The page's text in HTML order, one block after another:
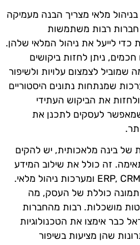
בניהול מלאי מצריך הבנה מעמיקה
חברות רבות משתמשות
כדי לייעל את ניהול המלאי שלהן.
ניתן לחזות ביקושים
שמוביל לצמצום עלויות ולשיפור
שמנתחות נתונים היסטוריים
את הביקוש העתידי
לעסקים לתכנן את
של בינה מלאכותית, יש להקים
זה כולל את שילוב המידע
ממערכות שונות כמו ERP, CRM ומערכות ניהול מלאי.
תמונה כוללת של העסק, מה
מושכלות. רבות מהחברות
כבר אימצו את הטכנולוגיות
שהן מציעות בשיפור